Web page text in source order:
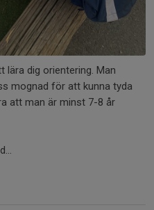
dig orientering. Man
mognad för att kunna tyda
att man är minst 7-8 år